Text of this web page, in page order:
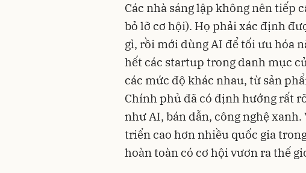
Các nhà sáng lập không nên tiếp
bỏ lỡ cơ hội). Họ phải xác định
gì, rồi mới dùng AI để tối ưu hóa
hết các startup trong danh mục
các mức độ khác nhau, từ sản
Chính phủ đã có định hướng rất
như AI, bán dẫn, công nghệ
triển cao hơn nhiều quốc gia
hoàn toàn có cơ hội vươn ra thế